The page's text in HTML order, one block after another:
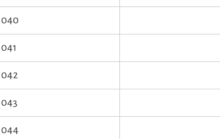
040
041
042
043
044